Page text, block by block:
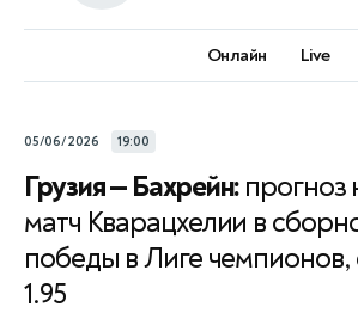
Онлайн Live
05/06/2026 19:00
Грузия — Бахрейн: прогноз
матч Кварацхелии в
победы в Лиге чемпионов,
1.95